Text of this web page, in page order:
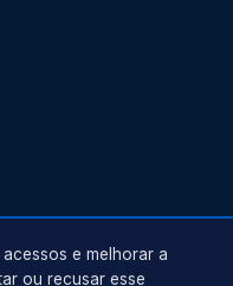
e melhorar a
ou recusar esse